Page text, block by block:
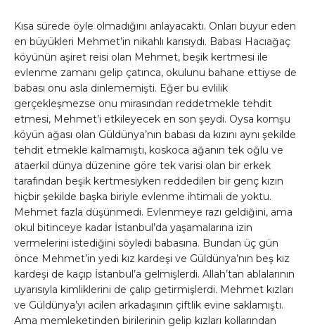
Kısa sürede öyle olmadığını anlayacaktı. Onları buyur eden
en büyükleri Mehmet’in nikahlı karısıydı. Babası Hacıağaç
köyünün aşiret reisi olan Mehmet, beşik kertmesi ile
evlenme zamanı gelip çatınca, okulunu bahane ettiyse de
babası onu asla dinlememişti. Eğer bu evlilik
gerçekleşmezse onu mirasından reddetmekle tehdit
etmesi, Mehmet’i etkileyecek en son şeydi. Oysa komşu
köyün ağası olan Güldünya’nın babası da kızını aynı şekilde
tehdit etmekle kalmamıştı, koskoca ağanın tek oğlu ve
ataerkil dünya düzenine göre tek varisi olan bir erkek
tarafından beşik kertmesiyken reddedilen bir genç kızın
hiçbir şekilde başka biriyle evlenme ihtimali de yoktu.
Mehmet fazla düşünmedi. Evlenmeye razı geldiğini, ama
okul bitinceye kadar İstanbul’da yaşamalarına izin
vermelerini istediğini söyledi babasına. Bundan üç gün
önce Mehmet’in yedi kız kardeşi ve Güldünya’nın beş kız
kardeşi de kaçıp İstanbul’a gelmişlerdi. Allah’tan ablalarının
uyarısıyla kimliklerini de çalıp getirmişlerdi. Mehmet kızları
ve Güldünya’yı acilen arkadaşının çiftlik evine saklamıştı.
Ama memleketinden birilerinin gelip kızları kollarından